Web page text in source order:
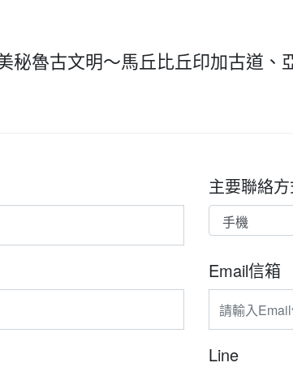
秘魯古文明〜馬丘比丘印加古道
主要聯絡
Email信箱
Line